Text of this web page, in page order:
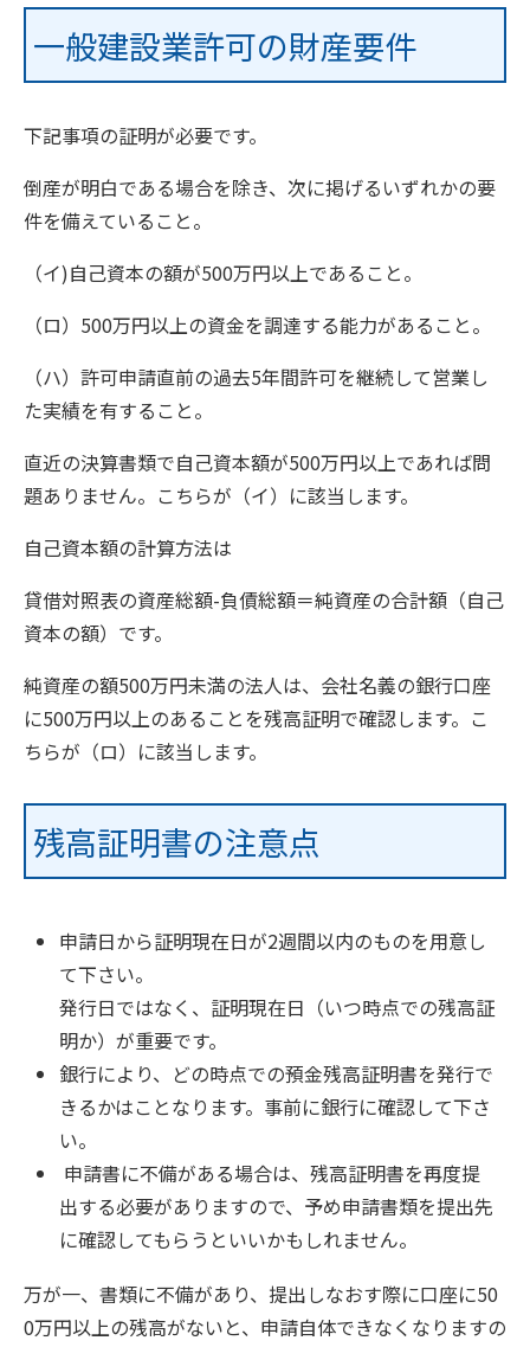
一般建設業許可の財産要件
下記事項の証明が必要です。
倒産が明白である場合を除き、次に掲げるいずれかの要
件を備えていること。
（イ)自己資本の額が500万円以上であること。
（ロ）500万円以上の資金を調達する能力があること。
（ハ）許可申請直前の過去5年間許可を継続して営業し
た実績を有すること。
直近の決算書類で自己資本額が500万円以上であれば問
題ありません。こちらが（イ）に該当します。
自己資本額の計算方法は
貸借対照表の資産総額-負債総額＝純資産の合計額（自己
資本の額）です。
純資産の額500万円未満の法人は、会社名義の銀行口座
に500万円以上のあることを残高証明で確認します。こ
ちらが（ロ）に該当します。
残高証明書の注意点
申請日から証明現在日が2週間以内のものを用意し
て下さい。
発行日ではなく、証明現在日（いつ時点での残高証
明か）が重要です。
銀行により、どの時点での預金残高証明書を発行で
きるかはことなります。事前に銀行に確認して下さ
い。
申請書に不備がある場合は、残高証明書を再度提
出する必要がありますので、予め申請書類を提出先
に確認してもらうといいかもしれません。
万が一、書類に不備があり、提出しなおす際に口座に50
0万円以上の残高がないと、申請自体できなくなりますの